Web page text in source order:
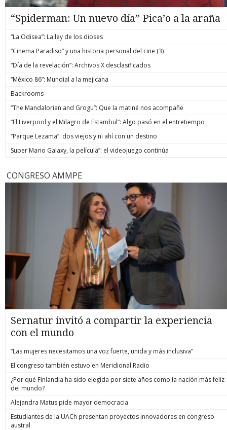
“Spiderman: Un nuevo día” Pica’o a la araña
“La Odisea”: La ley de los dioses
“Cinema Paradiso” y una historia personal del cine (3)
“Día de la revelación”: Archivos X desclasificados
“México 86”: Mundial a la mejicana
Backrooms
“The Mandalorian and Grogu”: Que la matiné nos acompañe
“El Liverpool y el Milagro de Estambul”: Algo pasó en el entretiempo
“Parque Lezama”: dos viejos y ni ahí con un destino
Super Mario Galaxy, la película”: el videojuego continúa
CONGRESO AMMPE
Sernatur invitó a compartir la experiencia
con el mundo
“Las mujeres necesitamos una voz fuerte, unida y más inclusiva”
El congreso también estuvo en Meridional Radio
¿Por qué Finlandia ha sido elegida por siete años como la nación más feliz
del mundo?
Alejandra Matus pide mayor democracia
Estudiantes de la UACh presentan proyectos innovadores en congreso
austral